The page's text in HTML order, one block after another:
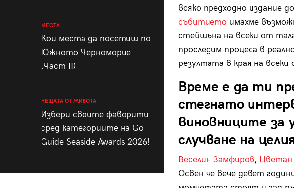
МЕСТА
Кои места да посетиш по
Южното Черноморие
(Част II)
НЕЩАТА ОТ ЖИВОТА
Избери своите фаворити
сред категориите на Go
Guide Seaside Awards 2026!
всяко предходно издание
събитието имахме
стейшъна на всеки от
проследим процеса в
резултата в края на
Време е да ти
стегнато
виновниците за
случване на
Веселин Замфиров, Цветан
Освен че вече девет